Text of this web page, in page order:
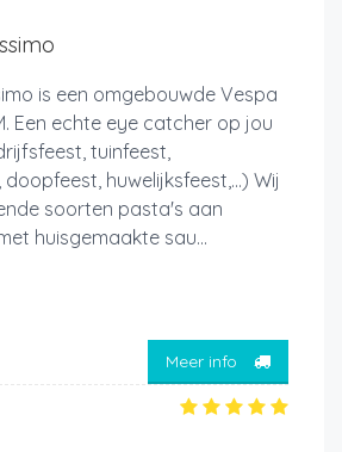
is een omgebouwde Vespa
Een echte eye catcher op jou
tuinfeest,
huwelijksfeest,...) Wij
soorten pasta's aan
huisgemaakte sau...
Meer info